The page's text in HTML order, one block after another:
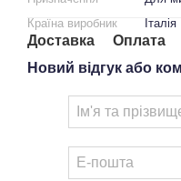
Країна виробник
Італія
Доставка
Оплата
Новий відгук або